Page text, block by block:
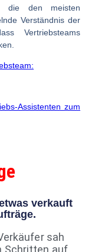
die den meisten
Verständnis der
Vertriebsteams
Assistenten zum
verkauft
sah
Schritten auf